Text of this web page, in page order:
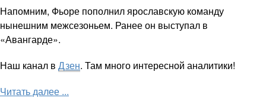
Напомним, Фьоре пополнил ярославскую команду
нынешним межсезоньем. Ранее он выступал в
«Авангарде».
Наш канал в Дзен. Там много интересной аналитики!
Читать далее ...